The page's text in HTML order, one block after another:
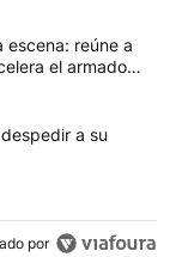
en los
vuelve al
escena: reúne a
el armado
llegó a
a su
por